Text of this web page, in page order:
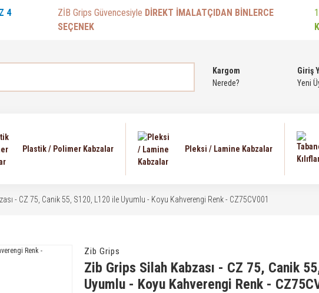
4
ZİB Grips Güvencesiyle DİREKT İMALATÇIDAN BİNLERCE
SEÇENEK
Kargom
Nerede?
Giriş
Yeni
Plastik / Polimer Kabzalar Pleksi / Lamine Kabzalar
- CZ 75, Canik 55, S120, L120 ile Uyumlu - Koyu Kahverengi Renk - CZ75CV001
Zib Grips
Zib Grips Silah Kabzası - CZ 75, Canik
Uyumlu - Koyu Kahverengi Renk -